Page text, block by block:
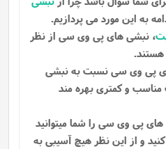
به این مورد می پردازیم.
، نبشی های پی وی سی از نظر
پی وی سی نسبت به نبشی
و کمتری بهره مند
پی وی سی را شما میتوانید
کنید و از این نظر هیچ آسیبی به